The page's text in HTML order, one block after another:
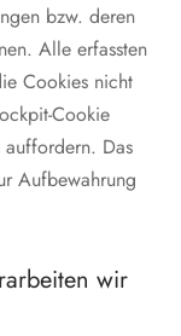
bzw. deren
Alle erfassten
Cookies nicht
Cookie
auffordern. Das
Aufbewahrung
wir